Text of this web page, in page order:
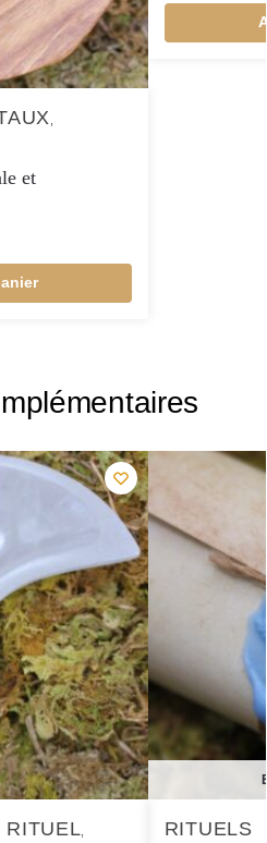
et
RITUEL
RITUELS